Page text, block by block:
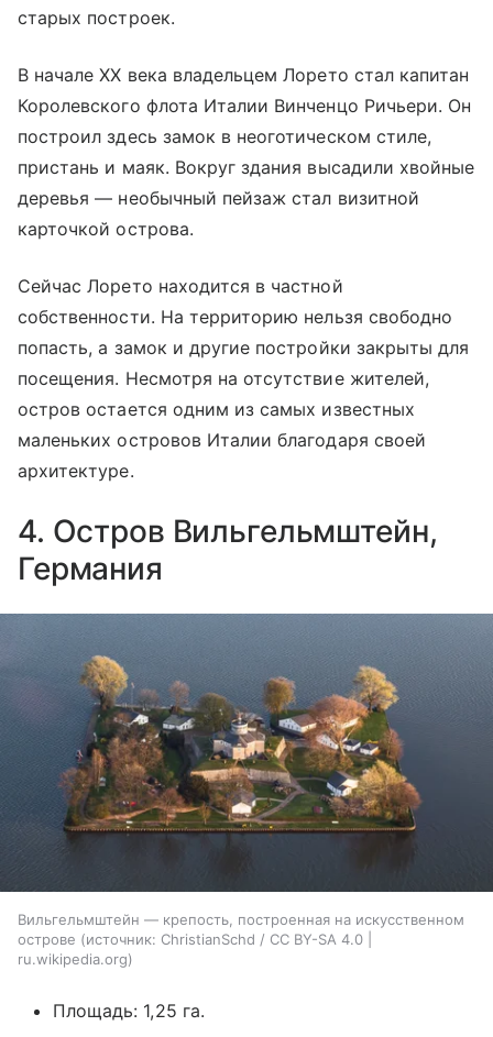
старых построек.
В начале XX века владельцем Лорето стал капитан
Королевского флота Италии Винченцо Ричьери. Он
построил здесь замок в неоготическом стиле,
пристань и маяк. Вокруг здания высадили хвойные
деревья — необычный пейзаж стал визитной
карточкой острова.
Сейчас Лорето находится в частной
собственности. На территорию нельзя свободно
попасть, а замок и другие постройки закрыты для
посещения. Несмотря на отсутствие жителей,
остров остается одним из самых известных
маленьких островов Италии благодаря своей
архитектуре.
4. Остров Вильгельмштейн,
Германия
Вильгельмштейн — крепость, построенная на искусственном
острове
источник: ChristianSchd / CC BY-SA 4.0 |
ru.wikipedia.org
Площадь: 1,25 га.